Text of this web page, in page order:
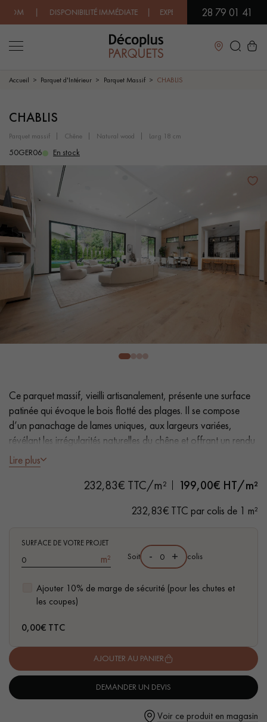
| DISPONIBILITÉ IMMÉDIATE | EXPÉDITION EXPRESS | PRIX
28 79 01 41
Fermer
LES RECHERCHES LES PLUS COURANTES
PARQUET MASSIF
SOL PLAQUÉ BOIS VERITABLES
PARQUET EN BOIS EXOTIQUE PARQUET VERNIS
PARQUET HUILÉ PARQUET EN BOIS BRUT
PARQUET VIEILLI
PARQUET LAMES LARGES XXL
Nos conseillers sont disponibles au
28 79 01 41
pas dans le choix et la pose de votre parquet.
Un expert Décoplus Parquets vous appelle
Demandez un rendez-vous personnalisé
Accueil Parquet d'Intérieur Parquet Massif CHABLIS
CHABLIS
parquet massif chêne natural wood larg 18 cm
50GER06 En stock
Ce parquet massif, vieilli artisanalement, présente une surface
patinée qui évoque le bois flotté des plages. Il se compose
d’un panachage de lames uniques, aux largeurs variées,
révélant les irrégularités naturelles du chêne et offrant un rendu
authentique, riche en caractère.
- Lames Largeurs 18 cm, longueurs aléatoires 1500–2500 mm
- Flammé, Brossé, Huile naturelle incolore
- Choix Country - nœuds, gerces, fissures ouverts
- Pose collée ou clouée sur support
Lire plus
232,83€ TTC/m² 199,00€ HT/m²
232,83€ TTC par colis de 1 m²
SURFACE DE VOTRE PROJET
m²
Ajouter 10% de marge de sécurité (pour les chutes et
les coupes)
Soit - + colis
0,00€ TTC
AJOUTER AU PANIER
DEMANDER UN DEVIS
Voir ce produit en magasin